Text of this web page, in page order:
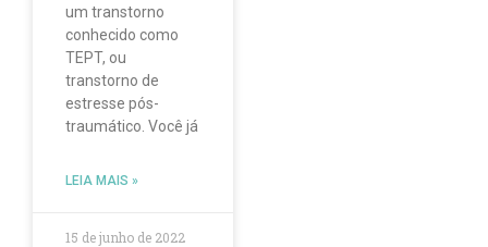
um transtorno
conhecido como
TEPT, ou
transtorno de
estresse pós-
traumático. Você já
LEIA MAIS »
15 de junho de 2022